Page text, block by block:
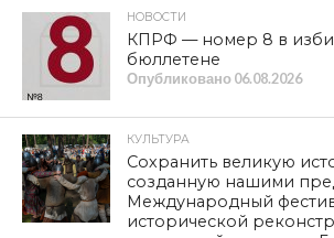
тяготы и лишения, они стоят
специальной военной операции. Их
сберегает нашу веру в достойное
Победа станет заслугой Учителя и
Школы. Школы, которая опирается на
великих педагогов: Константина
Макаренко, Надежды Крупской,